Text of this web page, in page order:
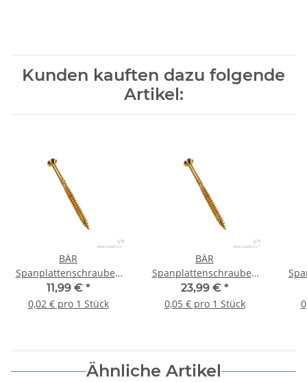
Kunden kauften dazu folgende
Artikel:
BÄR
Spanplattenschrauben
maderatec, 4,5 x 45 mm
- 500 Stück
11,99 € *
0,02 € pro 1 Stück
BÄR
Spanplattenschrauben
maderatec, 5,0 x 50 mm
- 500 Stück
23,99 € *
0,05 € pro 1 Stück
Ähnliche Artikel